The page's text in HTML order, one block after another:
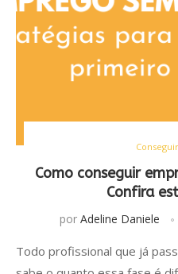
Como conseguir
Confira
por Adeline Daniele
Todo profissional que já